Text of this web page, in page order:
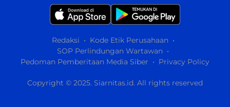
Redaksi
Kode Etik Perusahaan
SOP Perlindungan Wartawan
Pedoman Pemberitaan Media Siber
Privacy Policy
Copyright © 2025. Siarnitas.id. All rights reserved